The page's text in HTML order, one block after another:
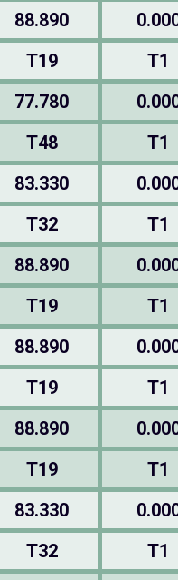
88.890
T19 T1
77.780
T48 T1
83.330
T32 T1
88.890
T19 T1
88.890
T19 T1
88.890
T19 T1
83.330
T32 T1